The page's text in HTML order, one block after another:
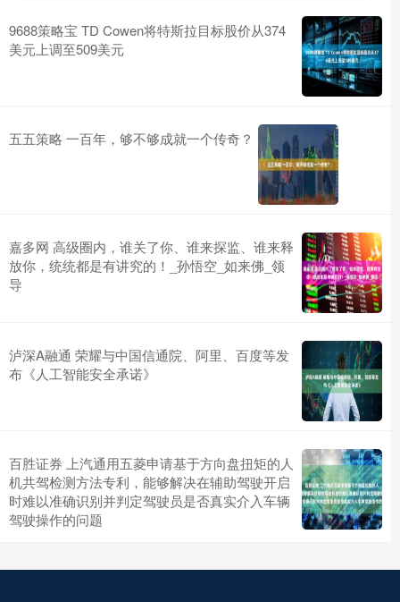
9688策略宝 TD Cowen将特斯拉目标股价从374
美元上调至509美元
五五策略 一百年，够不够成就一个传奇？
嘉多网 高级圈内，谁关了你、谁来探监、谁来释
放你，统统都是有讲究的！_孙悟空_如来佛_领
导
泸深A融通 荣耀与中国信通院、阿里、百度等发
布《人工智能安全承诺》
百胜证券 上汽通用五菱申请基于方向盘扭矩的人
机共驾检测方法专利，能够解决在辅助驾驶开启
时难以准确识别并判定驾驶员是否真实介入车辆
驾驶操作的问题